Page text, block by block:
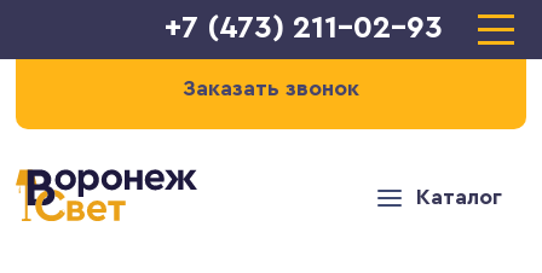
+7 (473) 211-02-93
Заказать звонок
Каталог